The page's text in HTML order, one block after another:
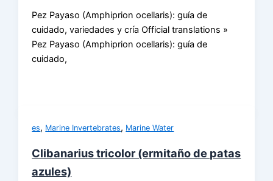
Pez Payaso (Amphiprion ocellaris): guía de
cuidado, variedades y cría Official translations »
Pez Payaso (Amphiprion ocellaris): guía de
cuidado,
es, Marine Invertebrates, Marine Water
Clibanarius tricolor (ermitaño de patas
azules)